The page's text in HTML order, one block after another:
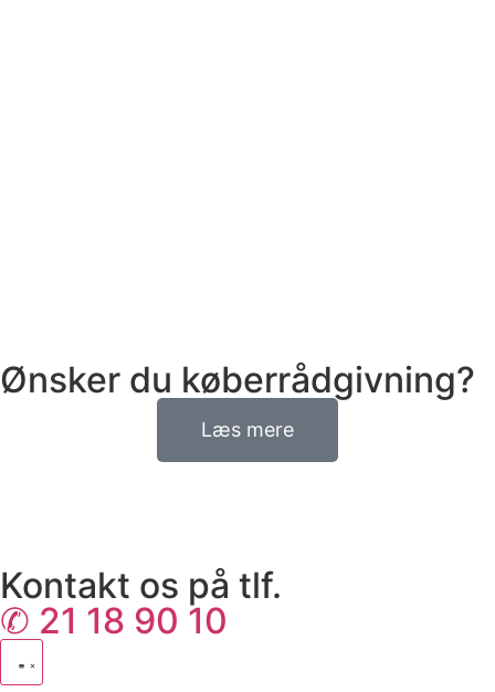
Ønsker du køberrådgivning?
Læs mere
Kontakt os på tlf.
✆ 21 18 90 10